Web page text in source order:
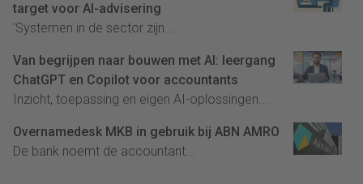
target voor AI-advisering
'Systemen in de sector zijn...
Van begrijpen naar bouwen met AI: leergang
ChatGPT en Copilot voor accountants
Inzicht, toepassing en eigen AI-oplossingen...
Overnamedesk MKB in gebruik bij ABN AMRO
De bank noemt de accountant...